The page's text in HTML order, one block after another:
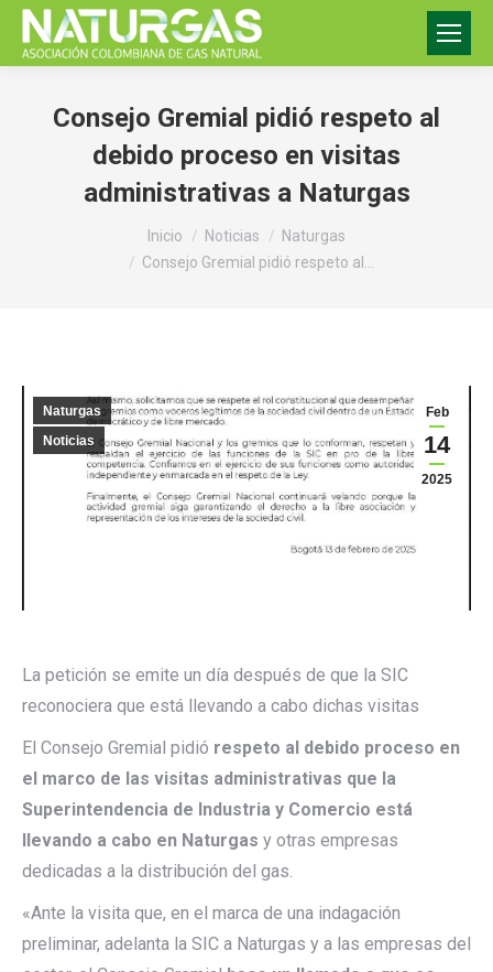
Consejo Gremial pidió respeto al
debido proceso en visitas
administrativas a Naturgas
Inicio Noticias
Naturgas
Consejo Gremial pidió respeto al…
Feb
14
2025
Naturgas
Noticias
La petición se emite un día después de que la SIC
reconociera que está llevando a cabo dichas visitas
El Consejo Gremial pidió respeto al debido proceso en
el marco de las visitas administrativas que la
Superintendencia de Industria y Comercio está
llevando a cabo en Naturgas y otras empresas
dedicadas a la distribución del gas.
«Ante la visita que, en el marca de una indagación
preliminar, adelanta la SIC a Naturgas y a las empresas del